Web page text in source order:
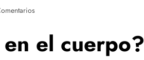
el cuerpo?